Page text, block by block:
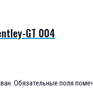
GT 004
Обязательные поля